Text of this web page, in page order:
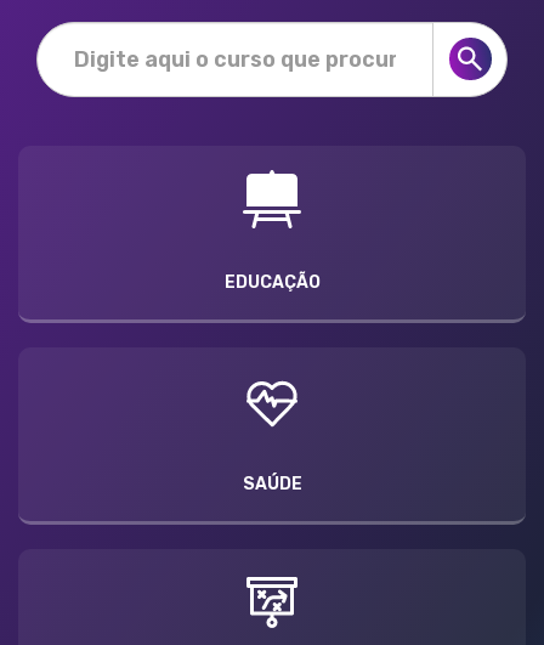
EDUCAÇÃO
SAÚDE